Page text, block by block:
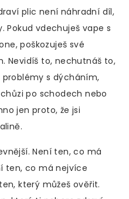
plic není náhradní díl,
Pokud vdechuješ vape s
poškozuješ své
Nevidíš to, nechutnáš to,
s dýcháním,
po schodech nebo
jen proto, že jsi
Není ten, co má
ten, co má nejvíce
který můžeš ověřit.